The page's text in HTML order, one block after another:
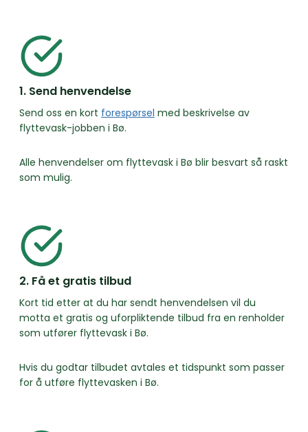
1. Send henvendelse
Send oss en kort forespørsel med beskrivelse av
flyttevask-jobben i Bø.
Alle henvendelser om flyttevask i Bø blir besvart så raskt
som mulig.
2. Få et gratis tilbud
Kort tid etter at du har sendt henvendelsen vil du
motta et gratis og uforpliktende tilbud fra en renholder
som utfører flyttevask i Bø.
Hvis du godtar tilbudet avtales et tidspunkt som passer
for å utføre flyttevasken i Bø.